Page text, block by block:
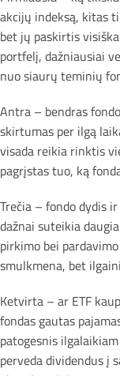
akcijų indeksą, kitas
bet jų paskirtis
portfelį, dažniausiai
nuo siaurų teminių
Antra – bendras
skirtumas per ilgą
visada reikia rinktis
pagrįstas tuo, ką
Trečia – fondo dydis
dažnai suteikia
pirkimo bei
smulkmena, bet
Ketvirta – ar ETF
fondas gautas
patogesnis
perveda dividendus į